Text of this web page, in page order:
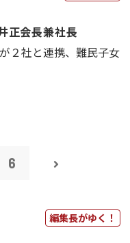
正会長兼社長
２社と連携、難民子女
6
編集長がゆく！